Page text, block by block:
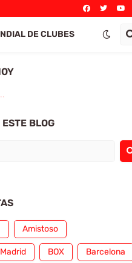
DE CLUBES
BLOG
Amistoso
BOX Barcelona